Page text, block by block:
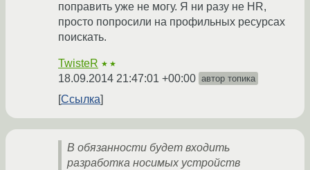
поправить уже не могу. Я ни разу не HR,
просто попросили на профильных ресурсах
поискать.
TwisteR ★★
18.09.2014 21:47:01 +00:00 автор топика
Ссылка
В обязанности будет входить
разработка носимых устройств